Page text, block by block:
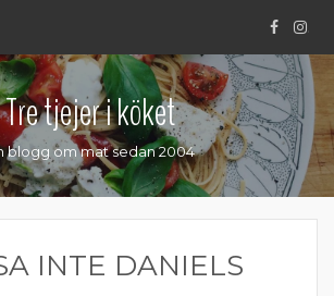
.
Tre tjejer i köket
blogg om mat sedan 2004
INTE DANIELS